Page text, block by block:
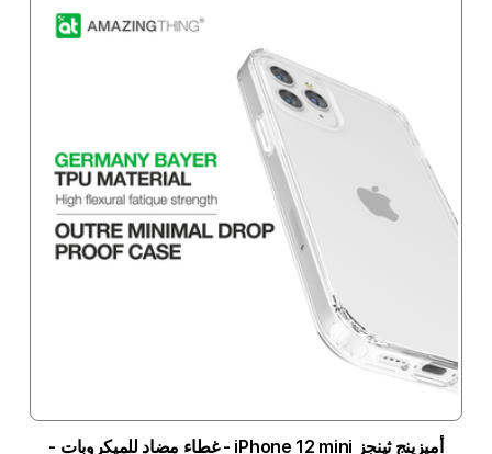
أميزينج ثينجز iPhone 12 mini - غطاء مضاد للميكروبات -